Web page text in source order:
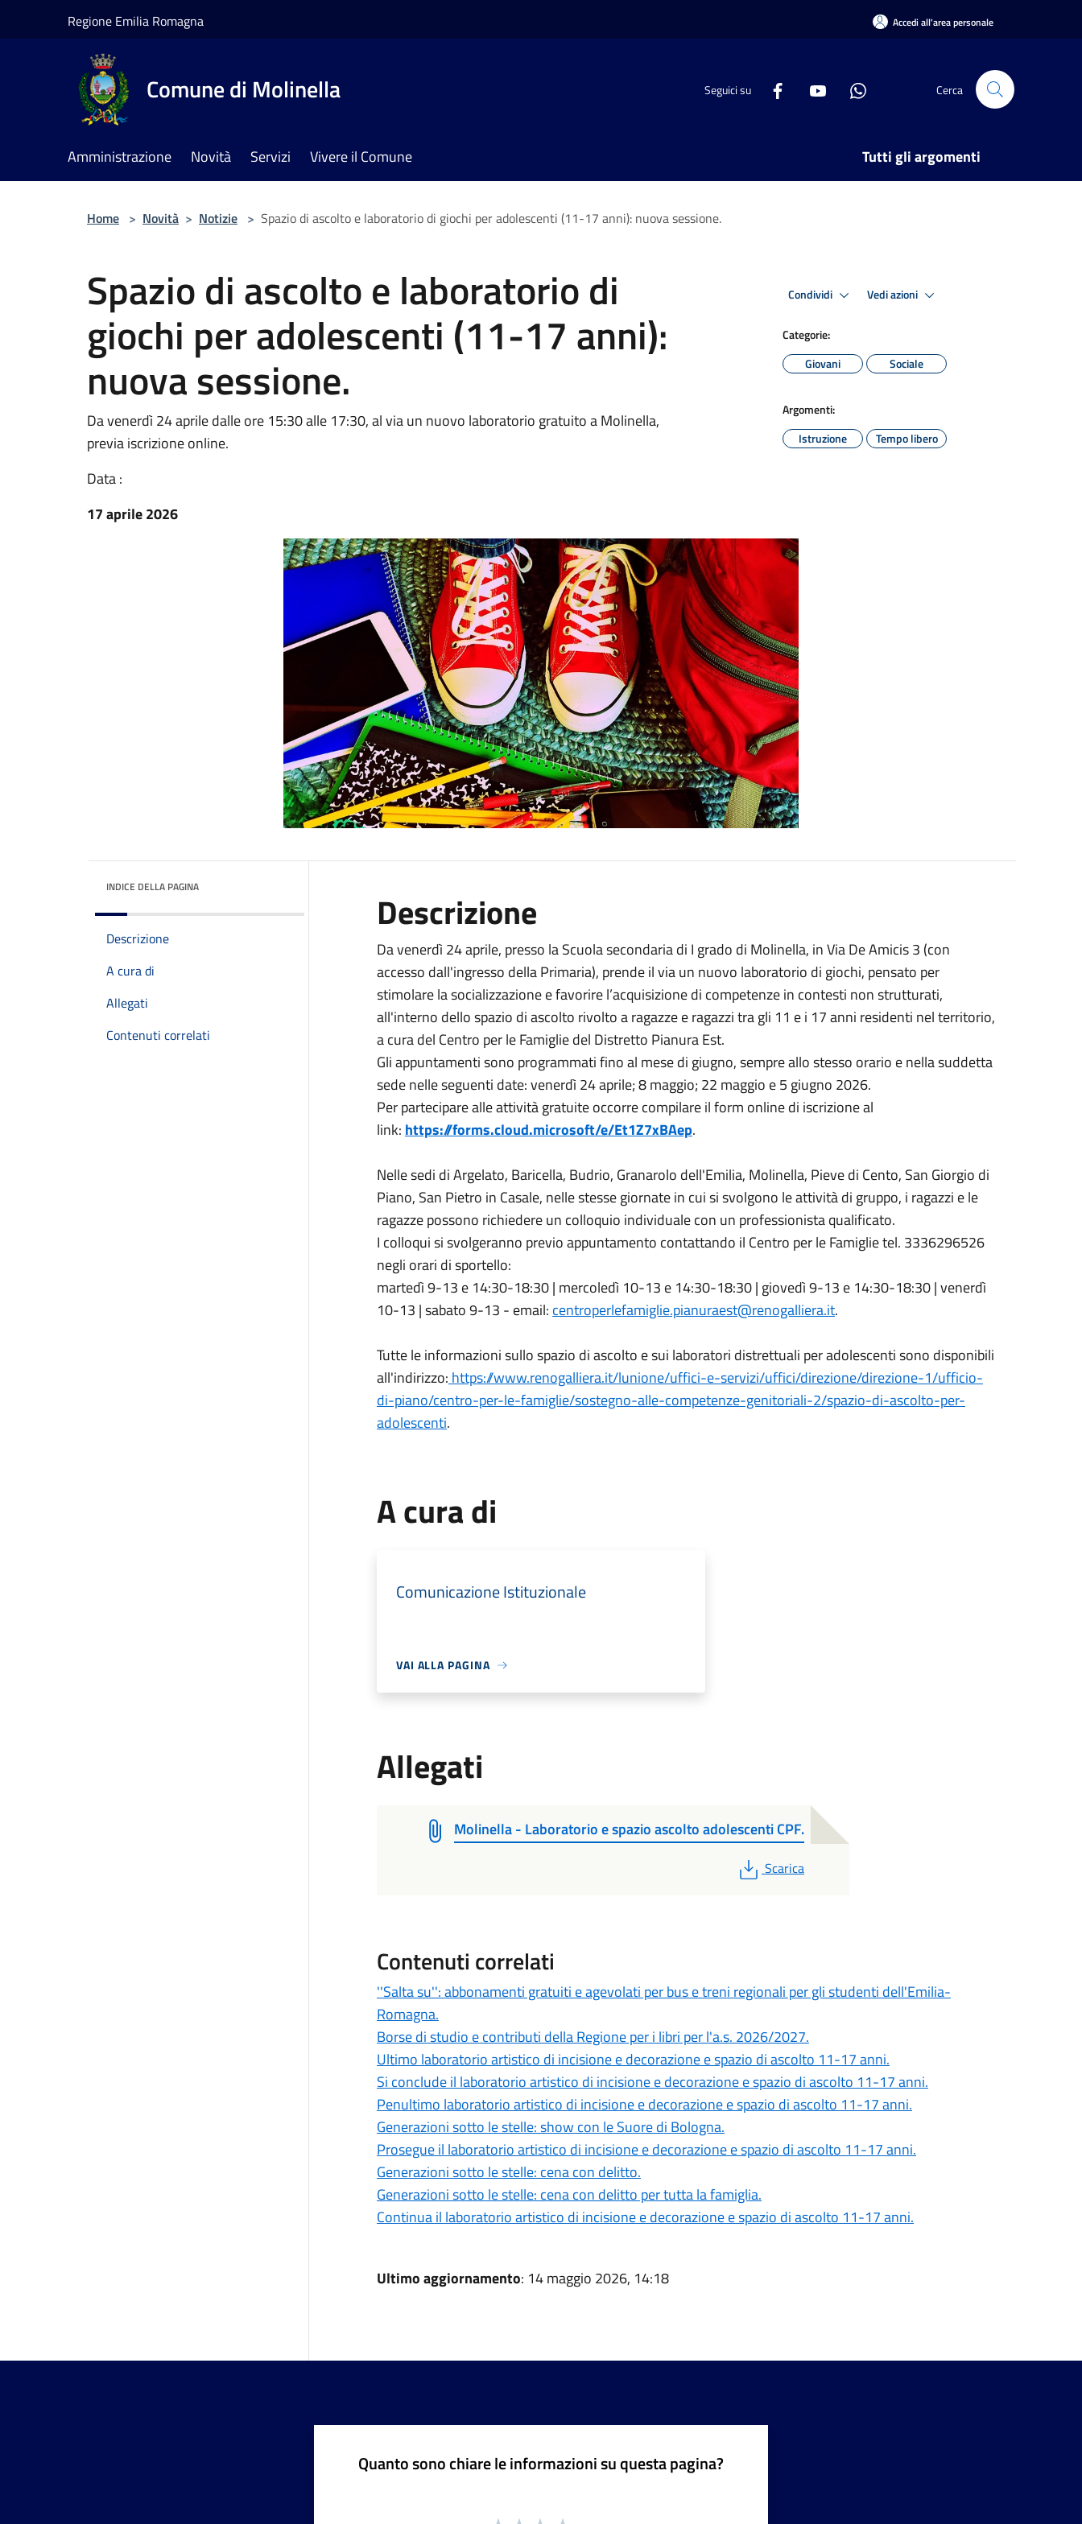
Regione Emilia Romagna Accedi all'area personale
Comune di Molinella Seguici su Cerca
Amministrazione Novità Servizi Vivere il Comune Tutti gli argomenti
Home > Novità > Notizie > Spazio di ascolto e laboratorio di giochi per adolescenti (11-17 anni): nuova sessione.
Spazio di ascolto e laboratorio di
giochi per adolescenti (11-17 anni):
nuova sessione.
Da venerdì 24 aprile dalle ore 15:30 alle 17:30, al via un nuovo laboratorio gratuito a Molinella,
previa iscrizione online.
Data :
17 aprile 2026
Condividi Vedi azioni
Categorie:
Giovani
Sociale
Argomenti:
Istruzione
Tempo libero
INDICE DELLA PAGINA
Descrizione
A cura di
Allegati
Contenuti correlati
Descrizione
Da venerdì 24 aprile, presso la Scuola secondaria di I grado di Molinella, in Via De Amicis 3 (con
accesso dall'ingresso della Primaria), prende il via un nuovo laboratorio di giochi, pensato per
stimolare la socializzazione e favorire l’acquisizione di competenze in contesti non strutturati,
all'interno dello spazio di ascolto rivolto a ragazze e ragazzi tra gli 11 e i 17 anni residenti nel territorio,
a cura del Centro per le Famiglie del Distretto Pianura Est.
Gli appuntamenti sono programmati fino al mese di giugno, sempre allo stesso orario e nella suddetta
sede nelle seguenti date: venerdì 24 aprile; 8 maggio; 22 maggio e 5 giugno 2026.
Per partecipare alle attività gratuite occorre compilare il form online di iscrizione al
link: https://forms.cloud.microsoft/e/Et1Z7xBAep.
Nelle sedi di Argelato, Baricella, Budrio, Granarolo dell'Emilia, Molinella, Pieve di Cento, San Giorgio di
Piano, San Pietro in Casale, nelle stesse giornate in cui si svolgono le attività di gruppo, i ragazzi e le
ragazze possono richiedere un colloquio individuale con un professionista qualificato.
I colloqui si svolgeranno previo appuntamento contattando il Centro per le Famiglie tel. 3336296526
negli orari di sportello:
martedì 9-13 e 14:30-18:30 | mercoledì 10-13 e 14:30-18:30 | giovedì 9-13 e 14:30-18:30 | venerdì
10-13 | sabato 9-13 - email: centroperlefamiglie.pianuraest@renogalliera.it.
Tutte le informazioni sullo spazio di ascolto e sui laboratori distrettuali per adolescenti sono disponibili
all'indirizzo: https://www.renogalliera.it/lunione/uffici-e-servizi/uffici/direzione/direzione-1/ufficio-
di-piano/centro-per-le-famiglie/sostegno-alle-competenze-genitoriali-2/spazio-di-ascolto-per-
adolescenti.
A cura di
Comunicazione Istituzionale
VAI ALLA PAGINA
Allegati
Molinella - Laboratorio e spazio ascolto adolescenti CPF.
PDF
Scarica
Contenuti correlati
''Salta su'': abbonamenti gratuiti e agevolati per bus e treni regionali per gli studenti dell'Emilia-
Romagna.
Borse di studio e contributi della Regione per i libri per l'a.s. 2026/2027.
Ultimo laboratorio artistico di incisione e decorazione e spazio di ascolto 11-17 anni.
Si conclude il laboratorio artistico di incisione e decorazione e spazio di ascolto 11-17 anni.
Penultimo laboratorio artistico di incisione e decorazione e spazio di ascolto 11-17 anni.
Generazioni sotto le stelle: show con le Suore di Bologna.
Prosegue il laboratorio artistico di incisione e decorazione e spazio di ascolto 11-17 anni.
Generazioni sotto le stelle: cena con delitto.
Generazioni sotto le stelle: cena con delitto per tutta la famiglia.
Continua il laboratorio artistico di incisione e decorazione e spazio di ascolto 11-17 anni.
Ultimo aggiornamento: 14 maggio 2026, 14:18
Quanto sono chiare le informazioni su questa pagina?